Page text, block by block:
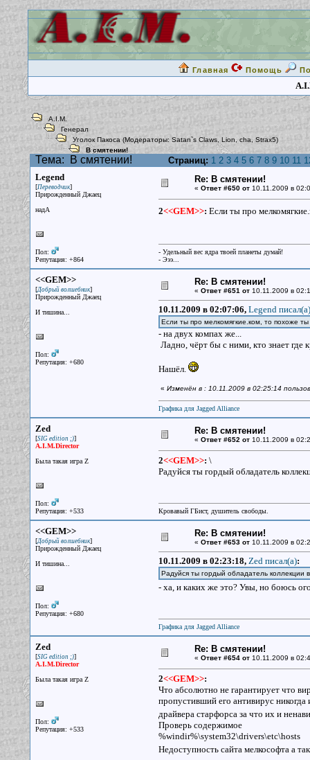
Главная Помощь
A.I.M.
Генерал
Уголок Пакоса (Модераторы:Satan`s Claws, Lion cha Strax5)
В смятении!
Тема: В смятении! Страниц: 1 2 3 4 5 6 7 8 9 10 11
Legend
[Переводчик]
Прирожденный Джаец
надА
Пол:
Репутация: +864
Re: В смятении!
« Ответ #650 от10.11.2009 в
2<<GEM>>: Если ты про
- Удельный вес ядра твоей планеты думай!
- Эээ...
<<GEM>>
[Добрый волшебник]
Прирожденный Джаец
И тишина...
Пол:
Репутация: +680
Re: В смятении!
« Ответ #651 от10.11.2009 в
10.11.2009 в 02:07:06, Legend писал(a)
Если ты про мелкомягкие.ком, то похоже
- на двух компах же...
Ладно, чёрт бы с ними, кто знает где
Нашёл.
« Изменён в : 10.11.2009 в 02:25:14
Графика для Jagged Alliance
Zed
[SIG edition ;)]
A.I.M.Director
Была такая игра Z
Пол:
Репутация: +533
Re: В смятении!
« Ответ #652 от10.11.2009 в
2<<GEM>>: \
Радуйся ты гордый обладатель
Кровавый ГБист, душитель свободы.
<<GEM>>
[Добрый волшебник]
Прирожденный Джаец
И тишина...
Пол:
Репутация: +680
Re: В смятении!
« Ответ #653 от10.11.2009 в
10.11.2009 в 02:23:18, Zed писал(a):
Радуйся ты гордый обладатель коллекции
- ха, и каких же это? Увы, но боюсь
Графика для Jagged Alliance
Zed
[SIG edition ;)]
A.I.M.Director
Была такая игра Z
Пол:
Репутация: +533
Re: В смятении!
« Ответ #654 от10.11.2009 в
2<<GEM>>:
Что абсолютно не гарантирует что
пропустивший его антивирус
драйвера старфорса за что их и
Проверь содержимое
%windir%\system32\drivers\etc\hosts
Недоступность сайта мелкософта а